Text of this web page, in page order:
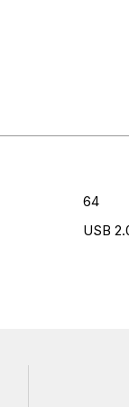
64
USB